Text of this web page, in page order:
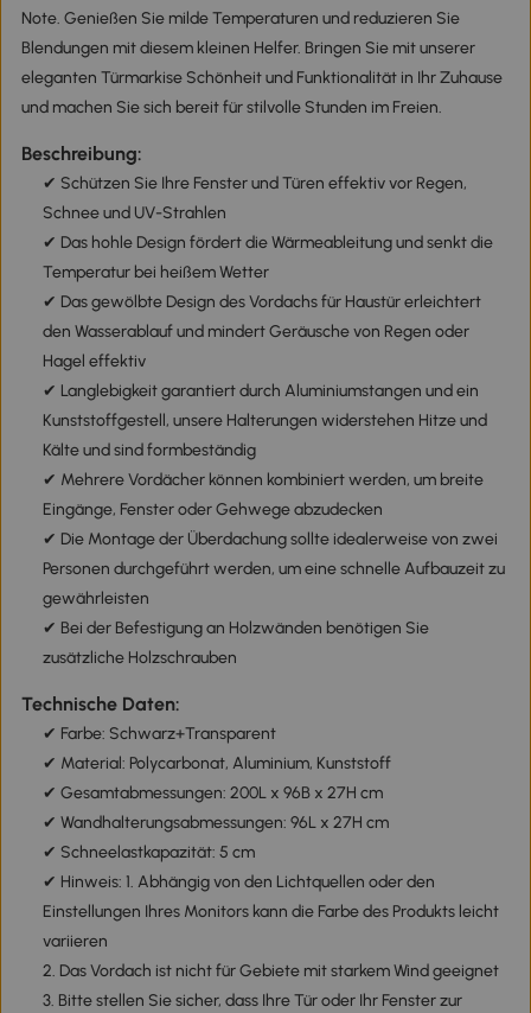
Note. Genießen Sie milde Temperaturen und reduzieren Sie
Blendungen mit diesem kleinen Helfer. Bringen Sie mit unserer
eleganten Türmarkise Schönheit und Funktionalität in Ihr Zuhause
und machen Sie sich bereit für stilvolle Stunden im Freien.
Beschreibung:
✔ Schützen Sie Ihre Fenster und Türen effektiv vor Regen,
Schnee und UV-Strahlen
✔ Das hohle Design fördert die Wärmeableitung und senkt die
Temperatur bei heißem Wetter
✔ Das gewölbte Design des Vordachs für Haustür erleichtert
den Wasserablauf und mindert Geräusche von Regen oder
Hagel effektiv
✔ Langlebigkeit garantiert durch Aluminiumstangen und ein
Kunststoffgestell, unsere Halterungen widerstehen Hitze und
Kälte und sind formbeständig
✔ Mehrere Vordächer können kombiniert werden, um breite
Eingänge, Fenster oder Gehwege abzudecken
✔ Die Montage der Überdachung sollte idealerweise von zwei
Personen durchgeführt werden, um eine schnelle Aufbauzeit zu
gewährleisten
✔ Bei der Befestigung an Holzwänden benötigen Sie
zusätzliche Holzschrauben
Technische Daten:
✔ Farbe: Schwarz+Transparent
✔ Material: Polycarbonat, Aluminium, Kunststoff
✔ Gesamtabmessungen: 200L x 96B x 27H cm
✔ Wandhalterungsabmessungen: 96L x 27H cm
✔ Schneelastkapazität: 5 cm
✔ Hinweis: 1. Abhängig von den Lichtquellen oder den
Einstellungen Ihres Monitors kann die Farbe des Produkts leicht
variieren
2. Das Vordach ist nicht für Gebiete mit starkem Wind geeignet
3. Bitte stellen Sie sicher, dass Ihre Tür oder Ihr Fenster zur